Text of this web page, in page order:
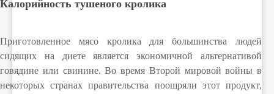
Калорийность тушеного кролика
Приготовленное мясо кролика для большинства людей
сидящих на диете является экономичной альтернативой
говядине или свинине. Во время Второй мировой войны в
некоторых странах правительства поощряли этот продукт,